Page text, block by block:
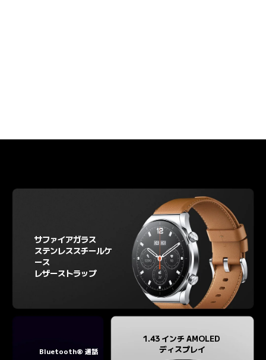
サファイアガラス
ステンレススチールケ
ース
レザーストラップ
1.43 インチ AMOLED
ディスプレイ
Bluetooth® 通話